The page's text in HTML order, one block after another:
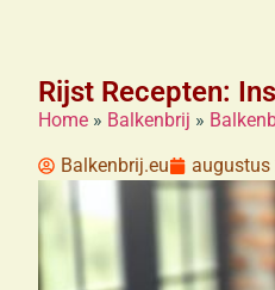
Rijst Recepten:
Home » Balkenbrij »
Balkenbrij.eu augustus